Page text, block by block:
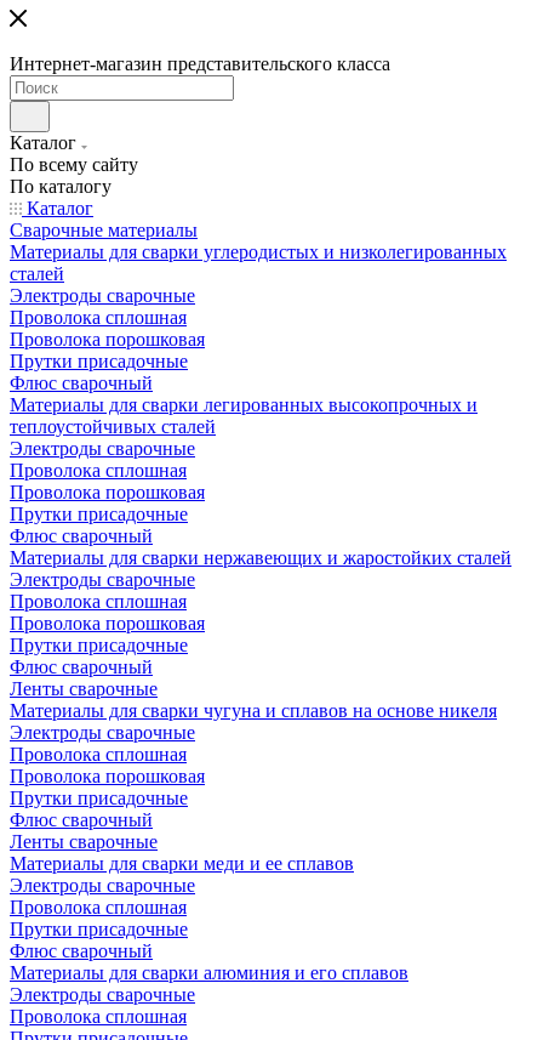
Интернет-магазин представительского класса
Каталог
По всему сайту
По каталогу
Каталог
Сварочные материалы
Материалы для сварки углеродистых и низколегированных
сталей
Электроды сварочные
Проволока сплошная
Проволока порошковая
Прутки присадочные
Флюс сварочный
Материалы для сварки легированных высокопрочных и
теплоустойчивых сталей
Электроды сварочные
Проволока сплошная
Проволока порошковая
Прутки присадочные
Флюс сварочный
Материалы для сварки нержавеющих и жаростойких сталей
Электроды сварочные
Проволока сплошная
Проволока порошковая
Прутки присадочные
Флюс сварочный
Ленты сварочные
Материалы для сварки чугуна и сплавов на основе никеля
Электроды сварочные
Проволока сплошная
Проволока порошковая
Прутки присадочные
Флюс сварочный
Ленты сварочные
Материалы для сварки меди и ее сплавов
Электроды сварочные
Проволока сплошная
Прутки присадочные
Флюс сварочный
Материалы для сварки алюминия и его сплавов
Электроды сварочные
Проволока сплошная